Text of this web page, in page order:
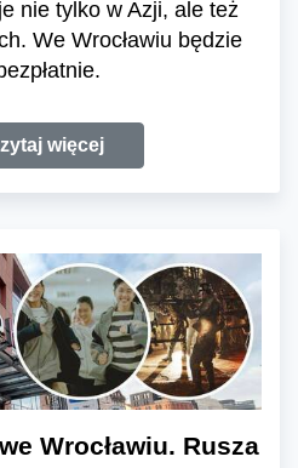
nie tylko w Azji, ale też
We Wrocławiu będzie
więcej
Wrocławiu. Rusza